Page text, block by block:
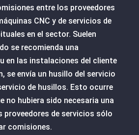
entre los proveedores
CNC y de servicios de
en el sector. Suelen
se recomienda una
en las instalaciones del cliente
se envía un husillo del servicio
de husillos. Esto ocurre
no hubiera sido necesaria una
proveedores de servicios sólo
comisiones.